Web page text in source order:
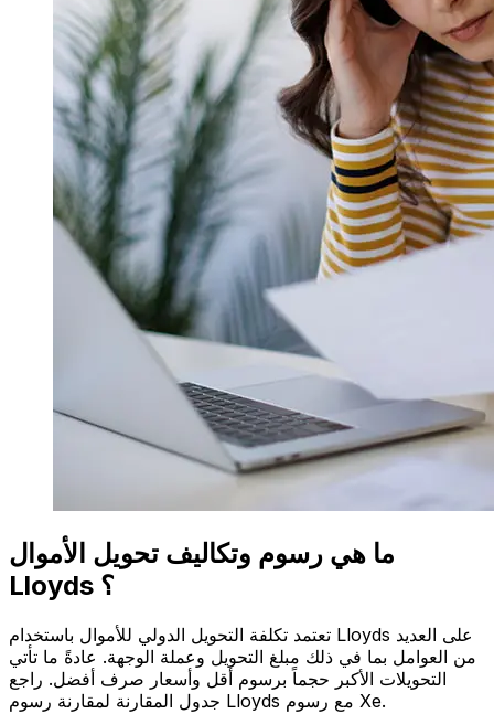
ما هي رسوم وتكاليف تحويل الأموال
Lloyds ؟
تعتمد تكلفة التحويل الدولي للأموال باستخدام Lloyds على العديد
من العوامل بما في ذلك مبلغ التحويل وعملة الوجهة. عادةً ما تأتي
التحويلات الأكبر حجماً برسوم أقل وأسعار صرف أفضل. راجع
جدول المقارنة لمقارنة رسوم Lloyds مع رسوم Xe.